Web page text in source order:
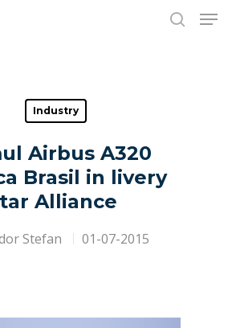
search or ESC to close
Industry
Airbus A320
Brasil in livery
Alliance
Stefan 01-07-2015